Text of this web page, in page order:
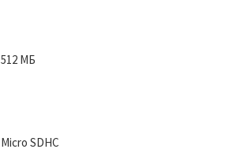
512 МБ
Micro SDHC